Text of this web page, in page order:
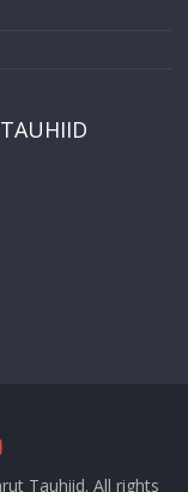
Tauhiid. All rights